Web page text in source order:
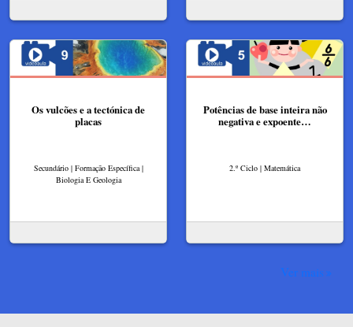
Os vulcões e a tectónica de
placas
Secundário | Formação Específica |
Biologia E Geologia
Potências de base inteira não
negativa e expoente…
2.º Ciclo | Matemática
Ver mais